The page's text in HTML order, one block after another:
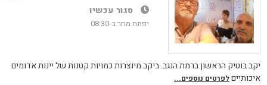
סגור עכשיו
יפתח מחר ב-08:30
יקב בוטיק הראשון ברמת הנגב. ביקב מיוצרות כמויות קטנות של יינות אדומים
איכותייםלפרטים נוספים...